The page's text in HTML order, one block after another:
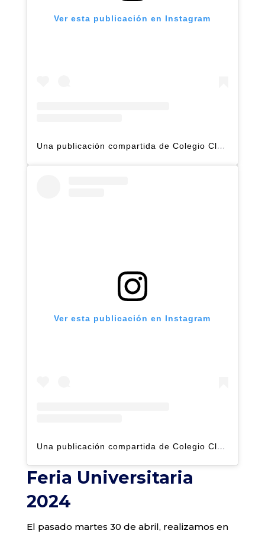
Ver esta publicación en Instagram
Una publicación compartida de Colegio Claret | Alto Hatillo (@clarethatillo)
Ver esta publicación en Instagram
Una publicación compartida de Colegio Claret | Alto Hatillo (@clarethatillo)
Feria Universitaria
2024
El pasado martes 30 de abril, realizamos en